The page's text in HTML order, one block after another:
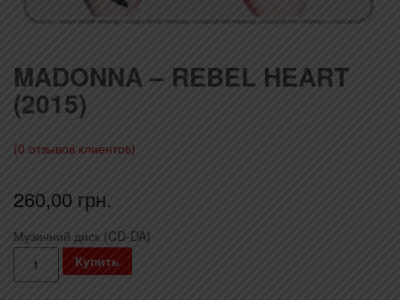
MADONNA – REBEL HEART
(2015)
(0 отзывов клиентов)
260,00 грн.
Музичний диск (CD-DA)
Количество
Madonna
Купить